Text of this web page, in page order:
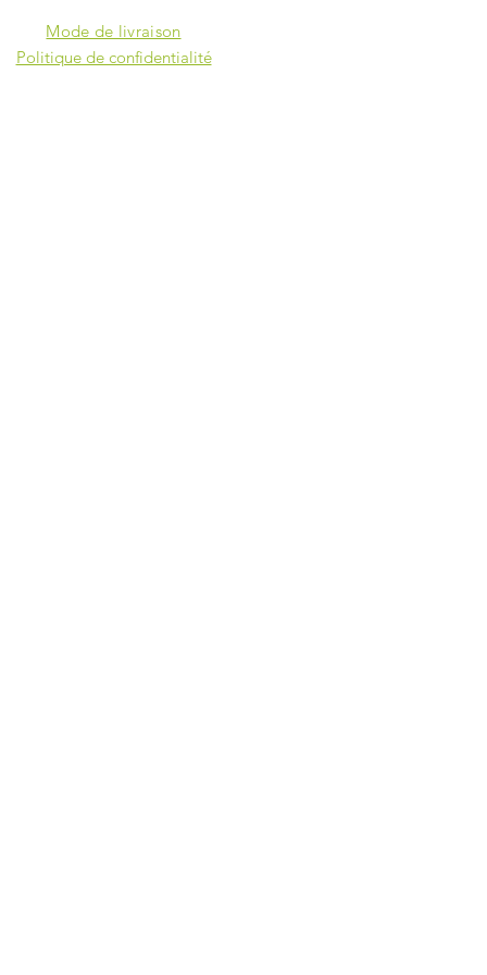
Mode de livraison
Politique de confidentialité